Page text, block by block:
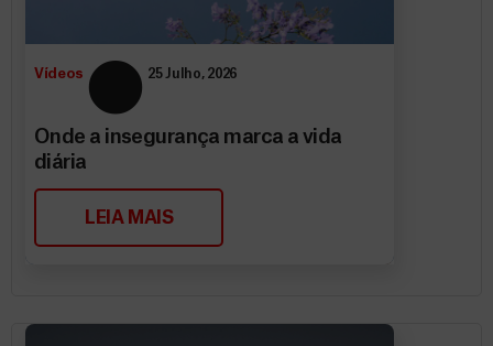
Vídeos 25 Julho, 2026
Onde a insegurança marca a vida
diária
LEIA MAIS